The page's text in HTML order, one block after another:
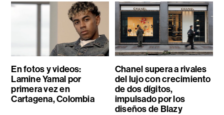
En fotos y videos:
Lamine Yamal por
primera vez en
Cartagena, Colombia
Chanel supera a rivales
del lujo con crecimiento
de dos dígitos,
impulsado por los
diseños de Blazy